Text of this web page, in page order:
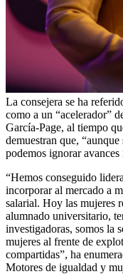
La consejera se ha
como a un “acelerador”
García-Page, al tiempo
demuestran que,
podemos ignorar avances
“Hemos conseguido
incorporar al mercado a
salarial. Hoy las mujeres
alumnado universitario,
investigadoras, somos la
mujeres al frente de
compartidas”, ha
Motores de igualdad y